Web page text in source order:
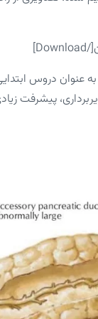
عنوان دروس
پیشرفت